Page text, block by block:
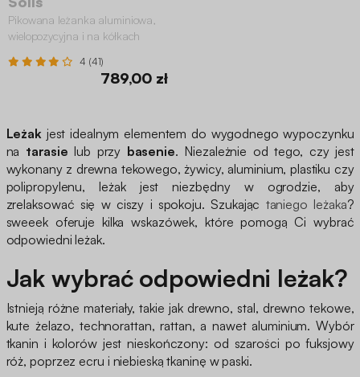
Pikowana leżanka aluminiowa,
wielopozycyjna i na kółkach
4 (41)
789,00 zł
Leżak jest idealnym elementem do wygodnego wypoczynku
na tarasie lub przy basenie. Niezależnie od tego, czy jest
wykonany z drewna tekowego, żywicy, aluminium, plastiku czy
polipropylenu, leżak jest niezbędny w ogrodzie, aby
zrelaksować się w ciszy i spokoju. Szukając taniego leżaka?
sweeek oferuje kilka wskazówek, które pomogą Ci wybrać
odpowiedni leżak.
Jak wybrać odpowiedni leżak?
Istnieją różne materiały, takie jak drewno, stal, drewno tekowe,
kute żelazo, technorattan, rattan, a nawet aluminium. Wybór
tkanin i kolorów jest nieskończony: od szarości po fuksjowy
róż, poprzez ecru i niebieską tkaninę w paski.